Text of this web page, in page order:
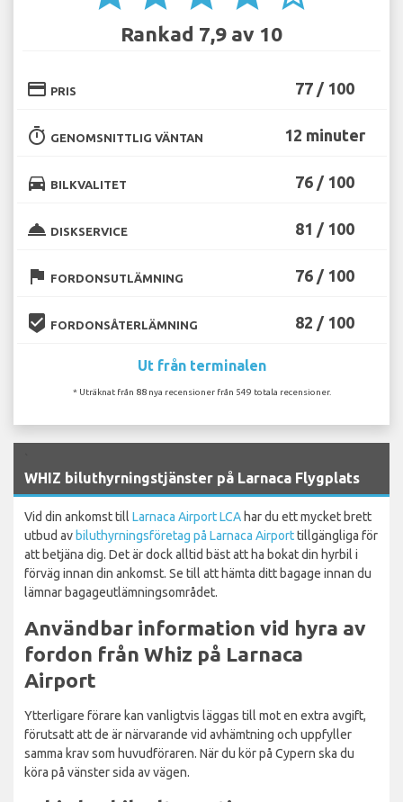
Rankad 7,9 av 10
credit_card PRIS 77 / 100
timer GENOMSNITTLIG VÄNTAN 12 minuter
directions_car BILKVALITET 76 / 100
room_service DISKSERVICE 81 / 100
flag FORDONSUTLÄMNING 76 / 100
beenhere FORDONSÅTERLÄMNING 82 / 100
Ut från terminalen
* Uträknat från 88 nya recensioner från 549 totala recensioner.
WHIZ biluthyrningstjänster på Larnaca Flygplats
Vid din ankomst till Larnaca Airport LCAhar du ett mycket brett
utbud avbiluthyrningsföretag på Larnaca Airporttillgängliga för
att betjäna dig. Det är dock alltid bäst att ha bokat din hyrbil i
förväg innan din ankomst. Se till att hämta ditt bagage innan du
lämnar bagageutlämningsområdet.
Användbar information vid hyra av
fordon från Whiz på Larnaca
Airport
Ytterligare förare kan vanligtvis läggas till mot en extra avgift,
förutsatt att de är närvarande vid avhämtning och uppfyller
samma krav som huvudföraren. När du kör på Cypern ska du
köra på vänster sida av vägen.